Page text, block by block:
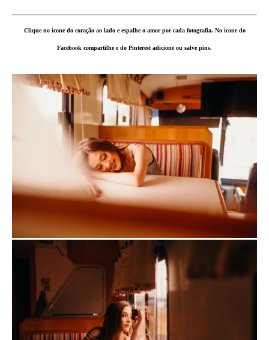
Clique no ícone do coração ao lado e espalhe o amor por cada fotografia. No ícone do
Facebook compartilhe e do Pinterest adicione ou salve pins.